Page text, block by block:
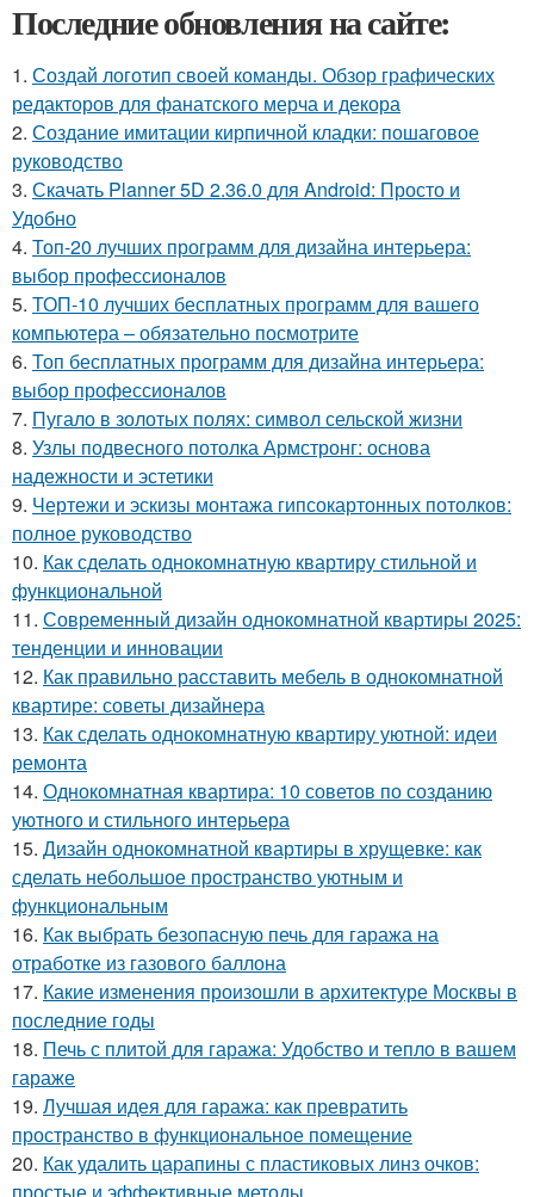
Последние обновления на сайте:
1. Создай логотип своей команды. Обзор графических
редакторов для фанатского мерча и декора
2. Создание имитации кирпичной кладки: пошаговое
руководство
3. Скачать Planner 5D 2.36.0 для Android: Просто и
Удобно
4. Топ-20 лучших программ для дизайна интерьера:
выбор профессионалов
5. ТОП-10 лучших бесплатных программ для вашего
компьютера – обязательно посмотрите
6. Топ бесплатных программ для дизайна интерьера:
выбор профессионалов
7. Пугало в золотых полях: символ сельской жизни
8. Узлы подвесного потолка Армстронг: основа
надежности и эстетики
9. Чертежи и эскизы монтажа гипсокартонных потолков:
полное руководство
10. Как сделать однокомнатную квартиру стильной и
функциональной
11. Современный дизайн однокомнатной квартиры 2025:
тенденции и инновации
12. Как правильно расставить мебель в однокомнатной
квартире: советы дизайнера
13. Как сделать однокомнатную квартиру уютной: идеи
ремонта
14. Однокомнатная квартира: 10 советов по созданию
уютного и стильного интерьера
15. Дизайн однокомнатной квартиры в хрущевке: как
сделать небольшое пространство уютным и
функциональным
16. Как выбрать безопасную печь для гаража на
отработке из газового баллона
17. Какие изменения произошли в архитектуре Москвы в
последние годы
18. Печь с плитой для гаража: Удобство и тепло в вашем
гараже
19. Лучшая идея для гаража: как превратить
пространство в функциональное помещение
20. Как удалить царапины с пластиковых линз очков:
простые и эффективные методы